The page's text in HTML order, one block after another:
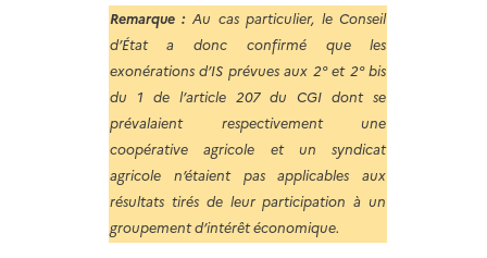
Remarque : Au cas particulier, le Conseil
d’État a donc confirmé que les
exonérations d’IS prévues aux 2° et 2° bis
du 1 de l’article 207 du CGI dont se
prévalaient respectivement une
coopérative agricole et un syndicat
agricole n’étaient pas applicables aux
résultats tirés de leur participation à un
groupement d’intérêt économique.